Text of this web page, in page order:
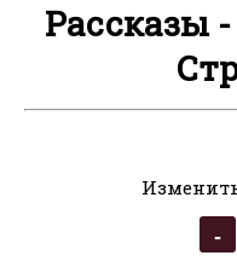
Рассказы